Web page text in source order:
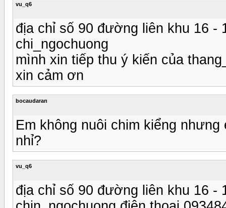
vu_q6
địa chỉ số 90 đường liên khu 16 -
chi_ngochuong
mình xin tiếp thu ý kiến của
xin cảm ơn
bocaudaran
Em không nuôi chim kiểng
nhỉ?
vu_q6
địa chỉ số 90 đường liên khu 16 -